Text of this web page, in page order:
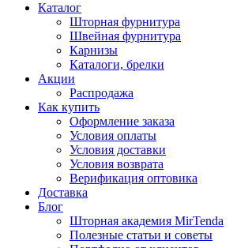
Каталог
Шторная фурнитура
Швейная фурнитура
Карнизы
Каталоги, брелки
Акции
Распродажа
Как купить
Оформление заказа
Условия оплаты
Условия доставки
Условия возврата
Верификация оптовика
Доставка
Блог
Шторная академия MirTenda
Полезные статьи и советы